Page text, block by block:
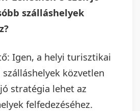
szálláshelyek
Igen, a helyi turisztikai
közvetlen
stratégia lehet az
felfedezéséhez.